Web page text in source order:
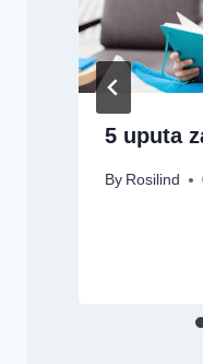
5 uputa
By Rosilind